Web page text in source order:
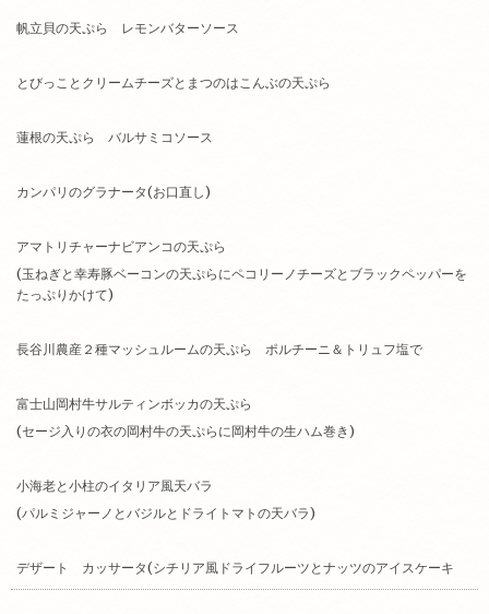
帆立貝の天ぷら レモンバターソース
とびっことクリームチーズとまつのはこんぶの天ぷら
蓮根の天ぷら バルサミコソース
カンパリのグラナータ(お口直し)
アマトリチャーナビアンコの天ぷら
(玉ねぎと幸寿豚ベーコンの天ぷらにペコリーノチーズとブラックペッパーを
たっぷりかけて)
長谷川農産２種マッシュルームの天ぷら ポルチーニ＆トリュフ塩で
富士山岡村牛サルティンボッカの天ぷら
(セージ入りの衣の岡村牛の天ぷらに岡村牛の生ハム巻き)
小海老と小柱のイタリア風天バラ
(パルミジャーノとバジルとドライトマトの天バラ)
デザート カッサータ(シチリア風ドライフルーツとナッツのアイスケーキ